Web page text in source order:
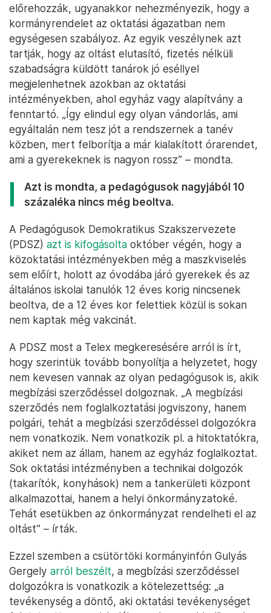
előrehozzák, ugyanakkor nehezményezik, hogy a
kormányrendelet az oktatási ágazatban nem
egységesen szabályoz. Az egyik veszélynek azt
tartják, hogy az oltást elutasító, fizetés nélküli
szabadságra küldött tanárok jó eséllyel
megjelenhetnek azokban az oktatási
intézményekben, ahol egyház vagy alapítvány a
fenntartó. „Így elindul egy olyan vándorlás, ami
egyáltalán nem tesz jót a rendszernek a tanév
közben, mert felborítja a már kialakított órarendet,
ami a gyerekeknek is nagyon rossz” – mondta.
Azt is mondta, a pedagógusok nagyjából 10
százaléka nincs még beoltva.
A Pedagógusok Demokratikus Szakszervezete
(PDSZ) azt is kifogásolta október végén, hogy a
közoktatási intézményekben még a maszkviselés
sem előírt, holott az óvodába járó gyerekek és az
általános iskolai tanulók 12 éves korig nincsenek
beoltva, de a 12 éves kor felettiek közül is sokan
nem kaptak még vakcinát.
A PDSZ most a Telex megkeresésére arról is írt,
hogy szerintük tovább bonyolítja a helyzetet, hogy
nem kevesen vannak az olyan pedagógusok is, akik
megbízási szerződéssel dolgoznak. „A megbízási
szerződés nem foglalkoztatási jogviszony, hanem
polgári, tehát a megbízási szerződéssel dolgozókra
nem vonatkozik. Nem vonatkozik pl. a hitoktatókra,
akiket nem az állam, hanem az egyház foglalkoztat.
Sok oktatási intézményben a technikai dolgozók
(takarítók, konyhások) nem a tankerületi központ
alkalmazottai, hanem a helyi önkormányzatoké.
Tehát esetükben az önkormányzat rendelheti el az
oltást” – írták.
Ezzel szemben a csütörtöki kormányinfón Gulyás
Gergely arról beszélt, a megbízási szerződéssel
dolgozókra is vonatkozik a kötelezettség: „a
tevékenység a döntő, aki oktatási tevékenységet